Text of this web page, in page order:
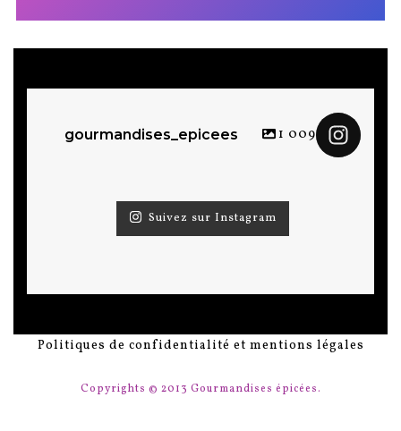
gourmandises_epicees 1 009
Suivez sur Instagram
Politiques de confidentialité et mentions légales
Copyrights © 2013 Gourmandises épicées.